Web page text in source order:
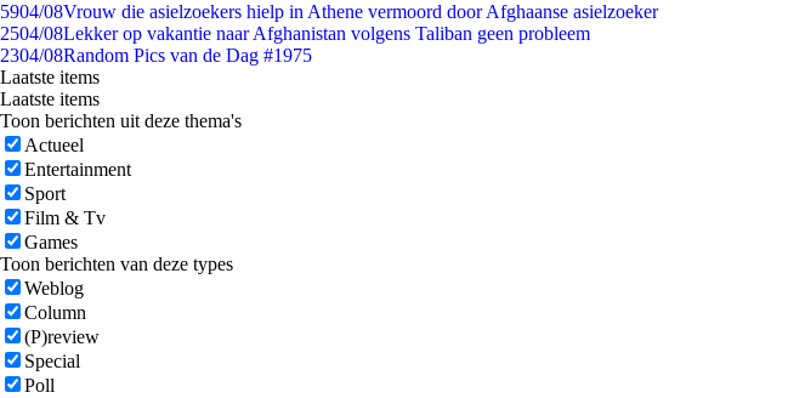
5904/08Vrouw die asielzoekers hielp in Athene vermoord door Afghaanse asielzoeker
2504/08Lekker op vakantie naar Afghanistan volgens Taliban geen probleem
2304/08Random Pics van de Dag #1975
Laatste items
Laatste items
Toon berichten uit deze thema's
Actueel
Entertainment
Sport
Film & Tv
Games
Toon berichten van deze types
Weblog
Column
(P)review
Special
Poll